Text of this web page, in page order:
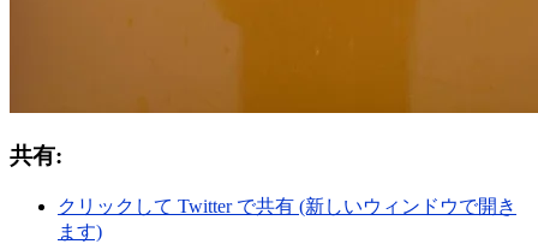
共有:
クリックして Twitter で共有 (新しいウィンドウで開き
ます)